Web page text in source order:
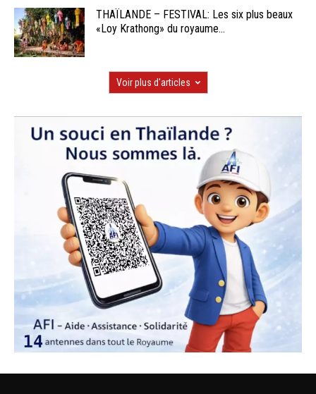
THAÏLANDE – FESTIVAL: Les six plus beaux
«Loy Krathong» du royaume...
Voir plus d'articles